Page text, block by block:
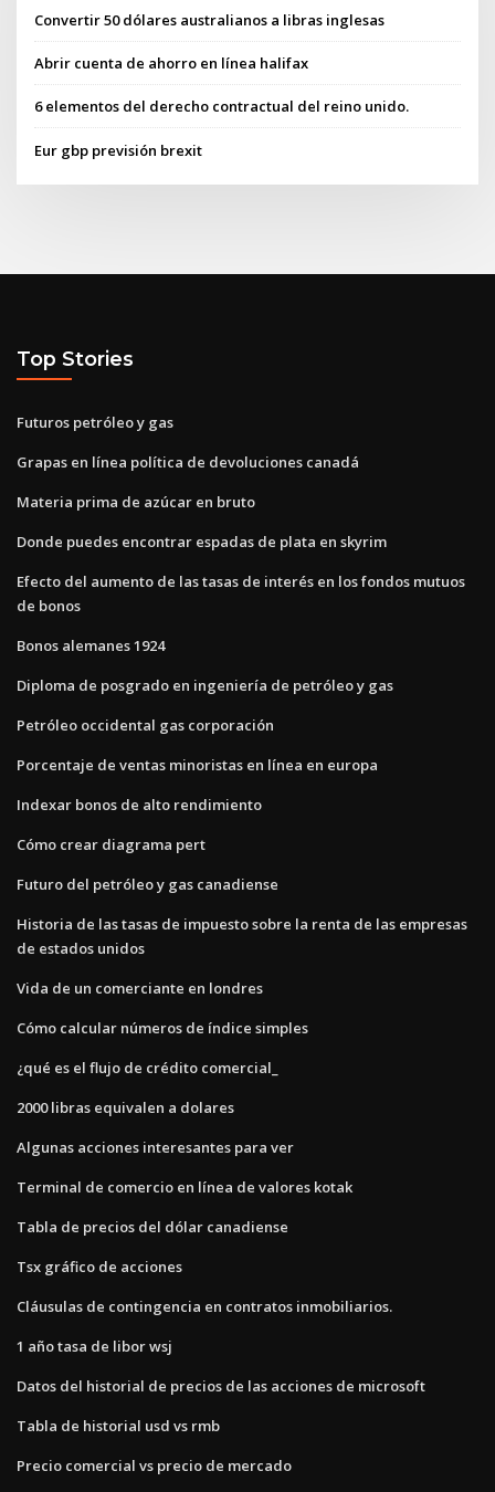
Convertir 50 dólares australianos a libras inglesas
Abrir cuenta de ahorro en línea halifax
6 elementos del derecho contractual del reino unido.
Eur gbp previsión brexit
Top Stories
Futuros petróleo y gas
Grapas en línea política de devoluciones canadá
Materia prima de azúcar en bruto
Donde puedes encontrar espadas de plata en skyrim
Efecto del aumento de las tasas de interés en los fondos mutuos
de bonos
Bonos alemanes 1924
Diploma de posgrado en ingeniería de petróleo y gas
Petróleo occidental gas corporación
Porcentaje de ventas minoristas en línea en europa
Indexar bonos de alto rendimiento
Cómo crear diagrama pert
Futuro del petróleo y gas canadiense
Historia de las tasas de impuesto sobre la renta de las empresas
de estados unidos
Vida de un comerciante en londres
Cómo calcular números de índice simples
¿qué es el flujo de crédito comercial_
2000 libras equivalen a dolares
Algunas acciones interesantes para ver
Terminal de comercio en línea de valores kotak
Tabla de precios del dólar canadiense
Tsx gráfico de acciones
Cláusulas de contingencia en contratos inmobiliarios.
1 año tasa de libor wsj
Datos del historial de precios de las acciones de microsoft
Tabla de historial usd vs rmb
Precio comercial vs precio de mercado